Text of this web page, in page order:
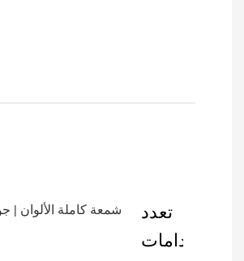
تعدد
الاستخدامات